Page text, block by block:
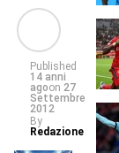
Published
14 anni
agoon 27
Settembre
2012
By
Redazione